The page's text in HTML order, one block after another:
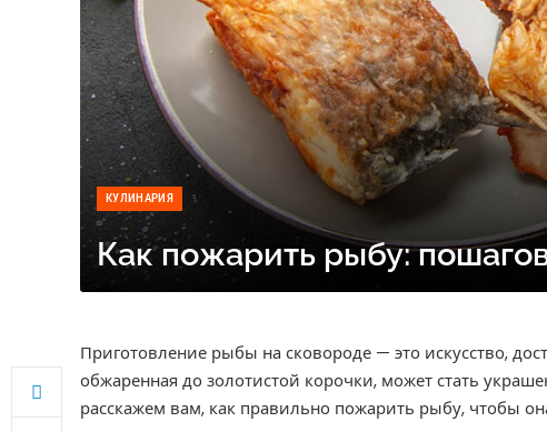
КУЛИНАРИЯ
Как пожарить рыбу:
Приготовление рыбы на сковороде — это искусство,
обжаренная до золотистой корочки, может стать
расскажем вам, как правильно пожарить рыбу, чтобы